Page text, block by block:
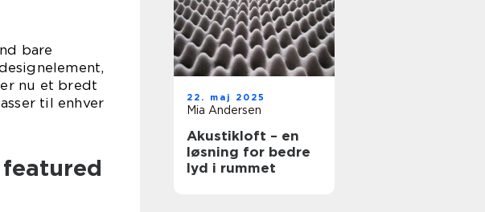
bare
nu et bredt
til enhver
22. maj 2025
Mia Andersen
Akustikloft – en
løsning for bedre
lyd i rummet